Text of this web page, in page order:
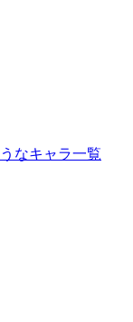
なキャラ一覧